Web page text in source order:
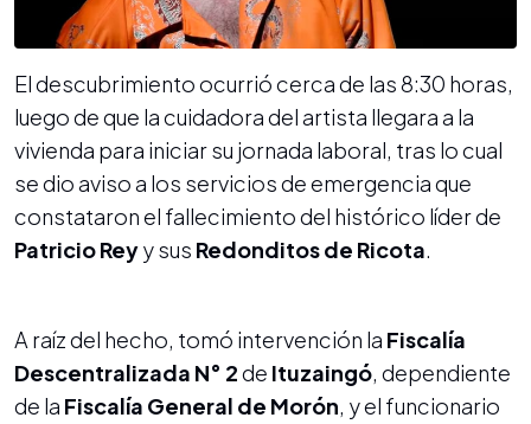
El descubrimiento ocurrió cerca de las 8:30 horas,
luego de que la cuidadora del artista llegara a la
vivienda para iniciar su jornada laboral, tras lo cual
se dio aviso a los servicios de emergencia que
constataron el fallecimiento del histórico líder de
Patricio Reyy sus Redonditos de Ricota.
A raíz del hecho, tomó intervención la Fiscalía
Descentralizada N° 2de Ituzaingó, dependiente
de la Fiscalía General de Morón, y el funcionario